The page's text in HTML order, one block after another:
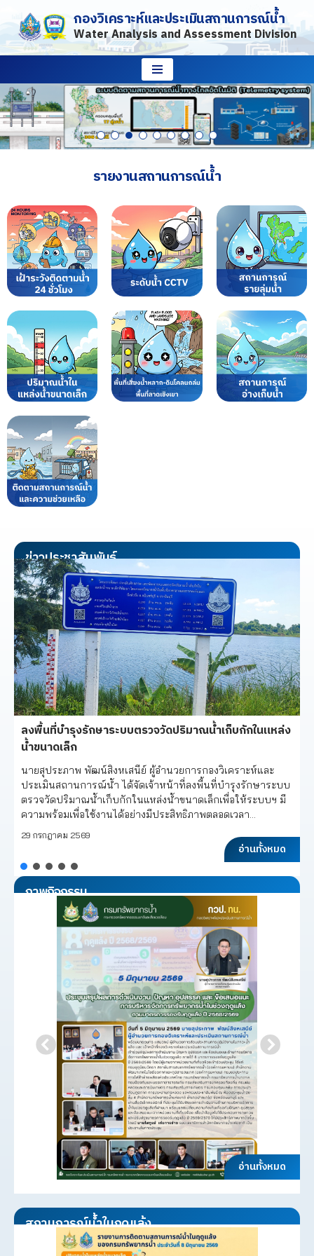
Skip
to
กองวิเคราะห์และประเมินสถานการณ์น้ำ
Water Analysis and Assessment Division
รายงานสถานการณ์น้ำ
ข่าวประชาสัมพันธ์
ลงพื้นที่บำรุงรักษาระบบตรวจวัดปริมาณน้ำเก็บกักในแหล่ง
น้ำขนาดเล็ก
นายสุประภาพ พัฒน์สิงหเสนีย์ ผู้อำนวยการกองวิเคราะห์และ
ประเมินสถานการณ์น้ำ ได้จัดเจ้าหน้าที่ลงพื้นที่บำรุงรักษาระบบ
ตรวจวัดปริมาณน้ำเก็บกักในแหล่งน้ำขนาดเล็กเพื่อให้ระบบฯ มี
ความพร้อมเพื่อใช้งานได้อย่างมีประสิทธิภาพตลอดเวลา...
29 กรกฎาคม 2569
อ่านทั้งหมด
ภาพกิจกรรม
อ่านทั้งหมด
สถานการณ์น้ำในฤดูแล้ง